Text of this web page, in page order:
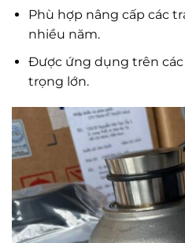
Phù hợp nâng cấp các
nhiều năm.
Được ứng dụng trên
trọng lớn.